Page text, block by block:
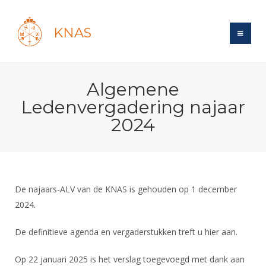
KNAS
Forums
Maandelijks archief
Evenement
Bond
Reglementen
Schermen
Recreatiesport
Veteranen
Lichtzwaardschermen
Wedstrijdsport
Nieuws
Voor de jeugd
Jeugdkampen
Forums
Forums
Zoek Vereniging
Algemene
Ledenvergadering najaar
2024
De najaars-ALV van de KNAS is gehouden op 1 december
2024.
De definitieve agenda en vergaderstukken treft u hier aan.
Op 22 januari 2025 is het verslag toegevoegd met dank aan